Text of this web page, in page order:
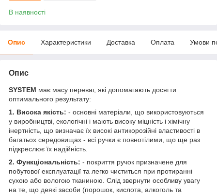
В наявності
Опис Характеристики Доставка Оплата Умови
Опис
SYSTEM має масу переваг, які допомагають досягти
оптимального результату:
1. Висока якість: - основні матеріали, що використовуються
у виробництві, екологічні і мають високу міцність і хімічну
інертність, що визначає їх високі антикорозійні властивості в
багатьох середовищах - всі ручки є повнотілими, що ще раз
підкреслює їх надійність.
2. Функціональність: - покриття ручок призначене для
побутової експлуатації та легко чиститься при протиранні
сухою або вологою тканиною. Слід звернути особливу увагу
на те, що деякі засоби (порошок, кислота, алкоголь та